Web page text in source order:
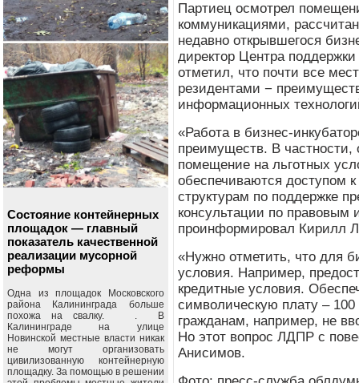
Партиец осмотрел
коммуникациями,
недавно открывшегося
директор Центра
отметил, что почти все
резидентами −
информационных
«Работа в бизнес-
преимуществ. В
помещение на льготных
обеспечиваются доступом
структурам по поддержке
консультации по правовым
проинформировал Кирилл
«Нужно отметить, что для
условия. Например,
кредитные условия.
символическую плату –
гражданам, например, не
Но этот вопрос ЛДПР с
Анисимов.
Состояние контейнерных
площадок — главный
показатель качественной
реализации мусорной
реформы
Одна из площадок Московского
района Калининграда больше
похожа на свалку. . В
Калининграде на улице
Новинской местные власти никак
не могут организовать
цивилизованную контейнерную
площадку. За помощью в решении